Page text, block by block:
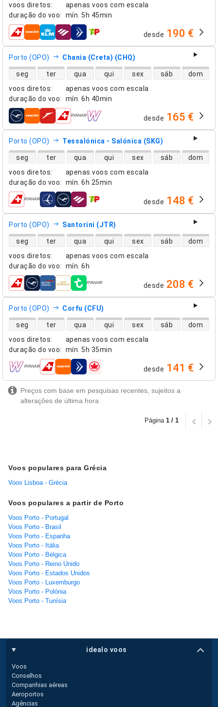
voos diretos:
apenas voos com escala
duração do voo: mín. 5h 45min
companhias aéreas desde 190 €
Porto (OPO) Chania (Creta) (CHQ)
voos diretos:
apenas voos com escala
duração do voo: mín. 6h 40min
disponibilidade de voos diretos
seg ter qua qui sex sáb dom
companhias aéreas desde 165 €
Porto (OPO) Tessalónica - Salónica (SKG)
voos diretos:
apenas voos com escala
duração do voo: mín. 6h 25min
disponibilidade de voos diretos
seg ter qua qui sex sáb dom
companhias aéreas desde 148 €
Porto (OPO) Santorini (JTR)
voos diretos:
apenas voos com escala
duração do voo: mín. 6h
disponibilidade de voos diretos
seg ter qua qui sex sáb dom
companhias aéreas desde 208 €
Porto (OPO) Corfu (CFU)
voos diretos:
apenas voos com escala
duração do voo: mín. 5h 35min
disponibilidade de voos diretos
seg ter qua qui sex sáb dom
companhias aéreas desde 141 €
Preços com base em pesquisas recentes, sujeitos a
alterações de última hora
Página 1 / 1
Voos populares para Grécia
Voos Lisboa - Grécia
Voos populares a partir de Porto
Voos Porto - Portugal
Voos Porto - Brasil
Voos Porto - Espanha
Voos Porto - Itália
Voos Porto - Bélgica
Voos Porto - Reino Unido
Voos Porto - Estados Unidos
Voos Porto - Luxemburgo
Voos Porto - Polónia
Voos Porto - Tunísia
idealo voos
Voos
Conselhos
Companhias aéreas
Aeroportos
Agências